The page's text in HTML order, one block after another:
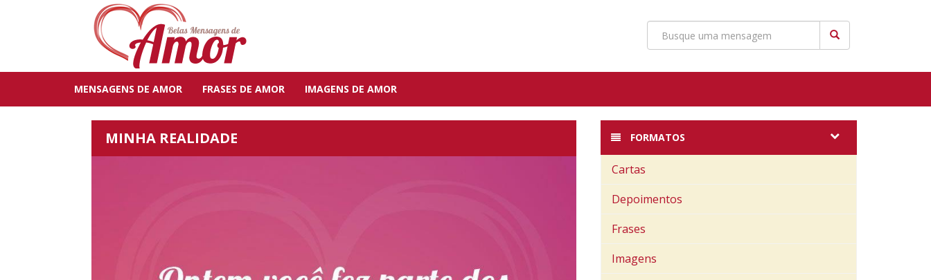
MENSAGENS DE AMOR FRASES DE AMOR IMAGENS DE AMOR
MINHA REALIDADE FORMATOS
Cartas
Depoimentos
Frases
Imagens